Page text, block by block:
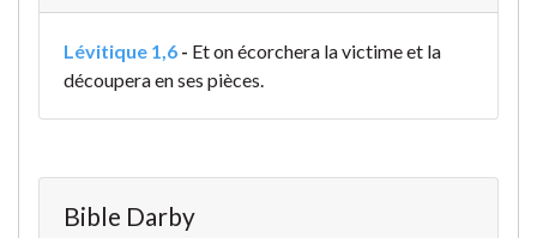
Lévitique 1,6 - Et on écorchera la victime et la
découpera en ses pièces.
Bible Darby